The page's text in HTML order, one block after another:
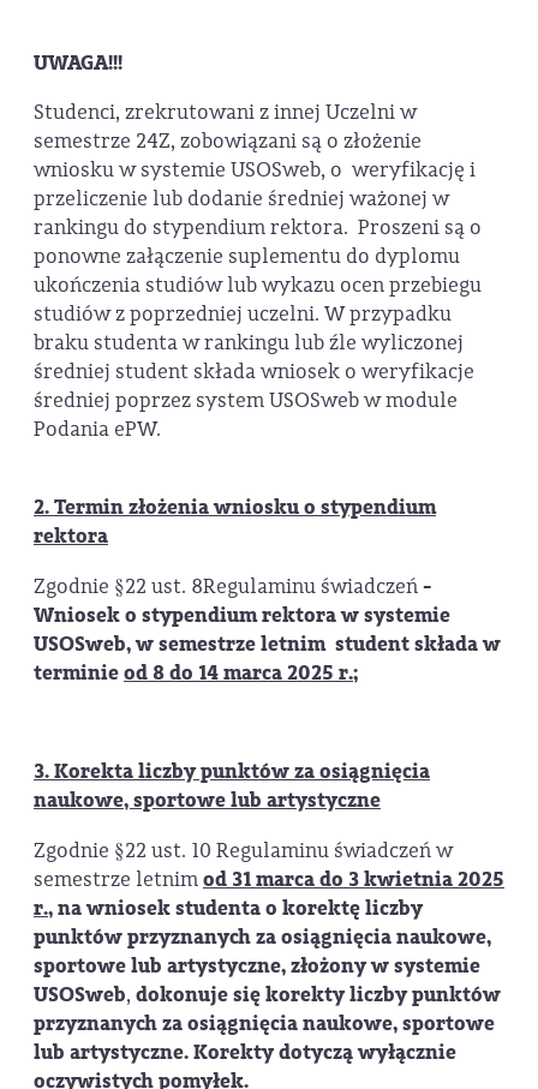
UWAGA!!!
Studenci, zrekrutowani z innej Uczelni w
semestrze 24Z, zobowiązani są o złożenie
wniosku w systemie USOSweb, o weryfikację i
przeliczenie lub dodanie średniej ważonej w
rankingu do stypendium rektora. Proszeni są o
ponowne załączenie suplementu do dyplomu
ukończenia studiów lub wykazu ocen przebiegu
studiów z poprzedniej uczelni. W przypadku
braku studenta w rankingu lub źle wyliczonej
średniej student składa wniosek o weryfikacje
średniej poprzez system USOSweb w module
Podania ePW.
2. Termin złożenia wniosku o stypendium
rektora
Zgodnie §22 ust. 8Regulaminu świadczeń-
Wniosek o stypendium rektora w systemie
USOSweb, w semestrze letnim student składa w
terminieod 8 do 14 marca 2025 r.;
3. Korekta liczby punktów za osiągnięcia
naukowe, sportowe lub artystyczne
Zgodnie §22 ust. 10 Regulaminu świadczeń w
semestrze letnimod 31 marca do 3 kwietnia 2025
r.,na wniosek studentao korektęliczby
punktów przyznanych za osiągnięcia naukowe,
sportowe lub artystyczne,złożony w systemie
USOSweb, dokonuje się korekty liczby punktów
przyznanych za osiągnięcia naukowe, sportowe
lub artystyczne.Korekty dotycząwyłącznie
oczywistych pomyłek.